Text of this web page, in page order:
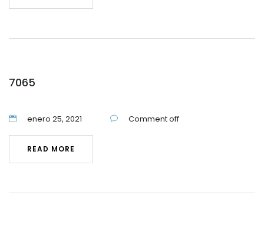
7065
enero 25, 2021 Comment off
READ MORE